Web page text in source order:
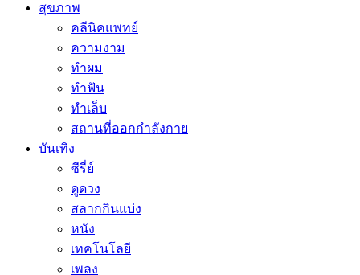
สุขภาพ
คลีนิคแพทย์
ความงาม
ทำผม
ทำฟัน
ทำเล็บ
สถานที่ออกกำลังกาย
บันเทิง
ซีรี่ย์
ดูดวง
สลากกินแบ่ง
หนัง
เทคโนโลยี
เพลง